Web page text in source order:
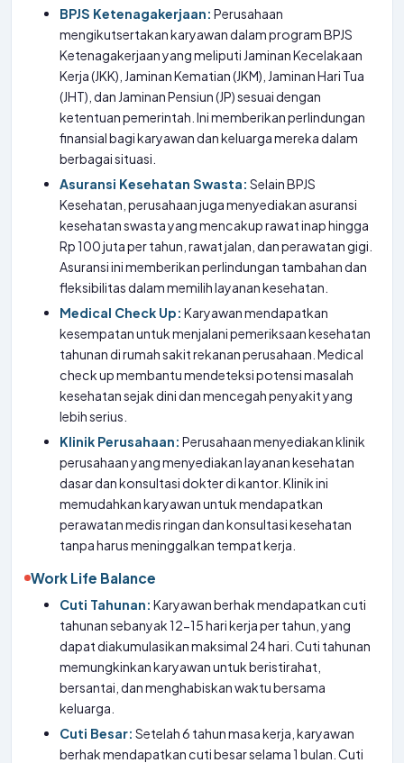
BPJS Ketenagakerjaan: Perusahaan
mengikutsertakan karyawan dalam program BPJS
Ketenagakerjaan yang meliputi Jaminan Kecelakaan
Kerja (JKK), Jaminan Kematian (JKM), Jaminan Hari Tua
(JHT), dan Jaminan Pensiun (JP) sesuai dengan
ketentuan pemerintah. Ini memberikan perlindungan
finansial bagi karyawan dan keluarga mereka dalam
berbagai situasi.
Asuransi Kesehatan Swasta: Selain BPJS
Kesehatan, perusahaan juga menyediakan asuransi
kesehatan swasta yang mencakup rawat inap hingga
Rp 100 juta per tahun, rawat jalan, dan perawatan gigi.
Asuransi ini memberikan perlindungan tambahan dan
fleksibilitas dalam memilih layanan kesehatan.
Medical Check Up: Karyawan mendapatkan
kesempatan untuk menjalani pemeriksaan kesehatan
tahunan di rumah sakit rekanan perusahaan. Medical
check up membantu mendeteksi potensi masalah
kesehatan sejak dini dan mencegah penyakit yang
lebih serius.
Klinik Perusahaan: Perusahaan menyediakan klinik
perusahaan yang menyediakan layanan kesehatan
dasar dan konsultasi dokter di kantor. Klinik ini
memudahkan karyawan untuk mendapatkan
perawatan medis ringan dan konsultasi kesehatan
tanpa harus meninggalkan tempat kerja.
Work Life Balance
Cuti Tahunan: Karyawan berhak mendapatkan cuti
tahunan sebanyak 12-15 hari kerja per tahun, yang
dapat diakumulasikan maksimal 24 hari. Cuti tahunan
memungkinkan karyawan untuk beristirahat,
bersantai, dan menghabiskan waktu bersama
keluarga.
Cuti Besar: Setelah 6 tahun masa kerja, karyawan
berhak mendapatkan cuti besar selama 1 bulan. Cuti